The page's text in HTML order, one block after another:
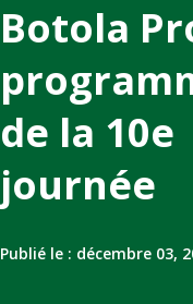
Botola
de la 10e
journée
Publié le : décembre 03,